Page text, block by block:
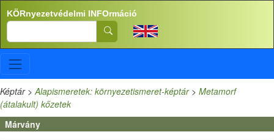
Ugrás a tartalomra
KÖRnyezetvédelmi INFOrmáció
Search
Képtár>Alapismeretek: környezetismeret-képtár> Metamorf
(átalakult) kőzetek
Márvány